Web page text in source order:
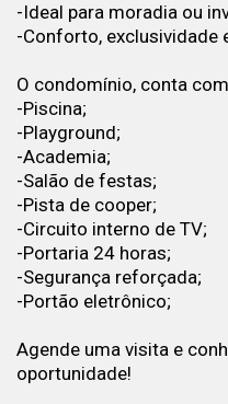
-Ideal para moradia ou
-Conforto, exclusividade
O condomínio, conta
-Piscina;
-Playground;
-Academia;
-Salão de festas;
-Pista de cooper;
-Circuito interno de TV;
-Portaria 24 horas;
-Segurança reforçada;
-Portão eletrônico;
Agende uma visita e
oportunidade!